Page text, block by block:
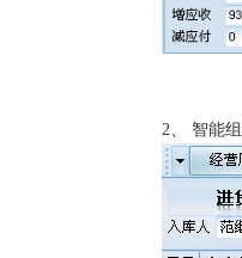
2、 智能